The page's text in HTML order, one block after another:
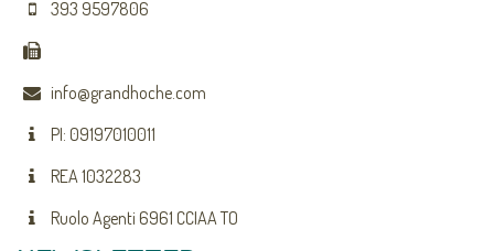
393 9597806
info@grandhoche.com
PI: 09197010011
REA 1032283
Ruolo Agenti 6961 CCIAA TO